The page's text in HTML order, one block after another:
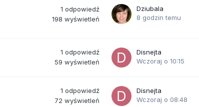
1 odpowiedź
198 wyświetleń
Dziubala
8 godzin temu
1 odpowiedź
59 wyświetleń
Disnejta
Wczoraj o 10:15
1 odpowiedź
72 wyświetleń
Disnejta
Wczoraj o 08:48